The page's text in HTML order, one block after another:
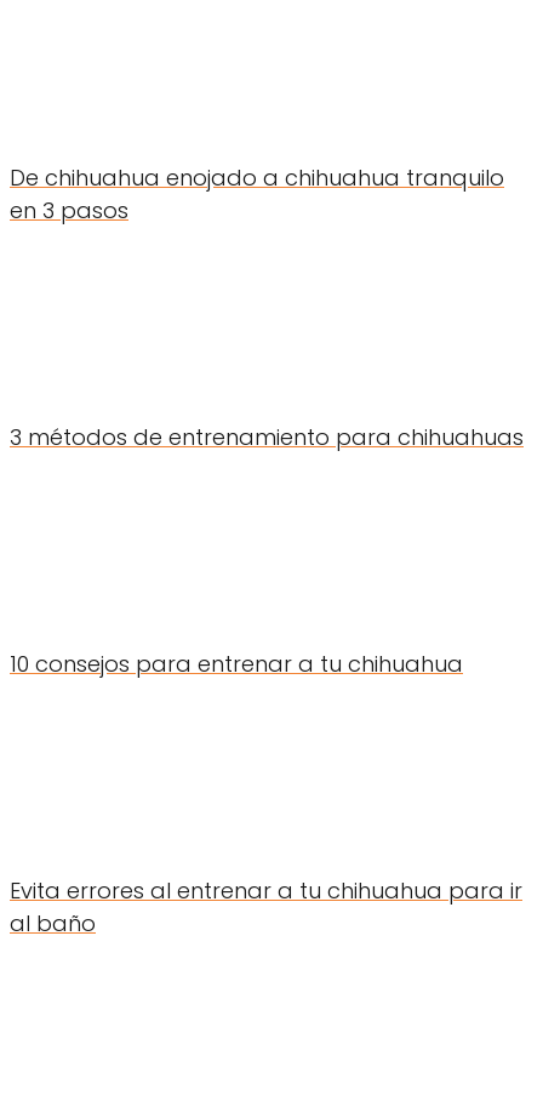
De chihuahua enojado a chihuahua tranquilo
en 3 pasos
3 métodos de entrenamiento para chihuahuas
10 consejos para entrenar a tu chihuahua
Evita errores al entrenar a tu chihuahua para ir
al baño